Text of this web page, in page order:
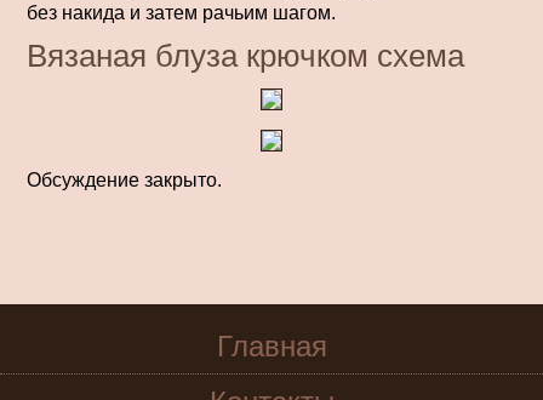
без накида и затем рачьим шагом.
Вязаная блуза крючком схема
Обсуждение закрыто.
Главная